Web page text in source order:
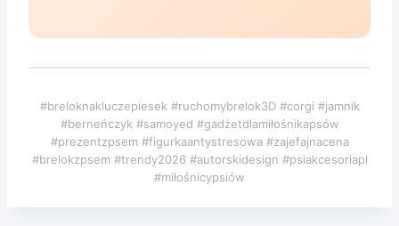
#breloknakluczepiesek #ruchomybrelok3D #corgi #jamnik
#berneńczyk #samoyed #gadżetdlamiłośnikapsów
#prezentzpsem #figurkaantystresowa #zajefajnacena
#brelokzpsem #trendy2026 #autorskidesign #psiakcesoriapl
#miłośnicypsiów